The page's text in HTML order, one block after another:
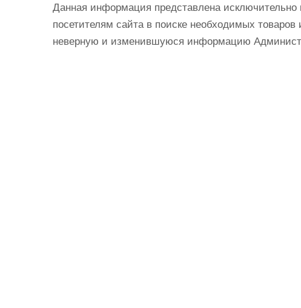
Данная информация представлена
посетителям сайта в поиске необходимых
неверную и изменившуюся информацию